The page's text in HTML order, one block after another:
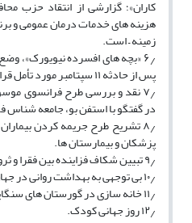
کاران»؛ گزارشی از انتقاد حزب
هزینه های خدمات درمان عمومی و
زمینه – است.
۶٫ «بچه های افسرده نیویورک»،
پس از حادثه ۱۱ سپتامبر مورد تأمل قرار داده است.
۷٫ نقد و بررسی طرح فرانسوی
در گفتگو با استفن بو، جامعه شناس
۸٫ تشریح طرح جریمه کردن
پزشکان و بیمارستان ها.
۹٫ تبیین شکاف فزاینده بین فقرا و ثروتمندان در چین.
۱۰٫ بی توجهی به بهداشت روانی در جهان.
۱۱٫ خانه سازی در گورستان های سنگاپور.
۱۲٫ روز جهانی کودک.